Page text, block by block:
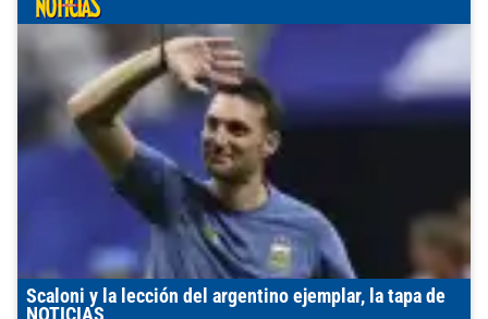
Scaloni y la lección del argentino ejemplar, la tapa de